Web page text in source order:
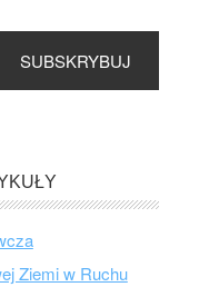
SUBSKRYBUJ
Ziemi w Ruchu